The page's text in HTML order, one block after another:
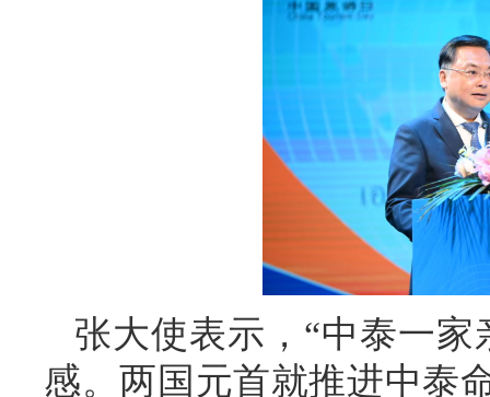
张大使表示，“中泰一
感。两国元首就推进中泰